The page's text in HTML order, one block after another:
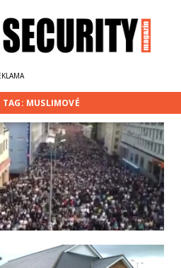
TAG: MUSLIMOVÉ